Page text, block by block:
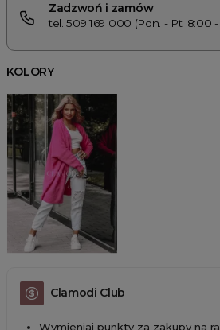
Zadzwoń i zamów
tel. 509 169 000 (Pon. - Pt. 8:00 -
KOLORY
Clamodi Club
Wymieniaj punkty za zakupy na